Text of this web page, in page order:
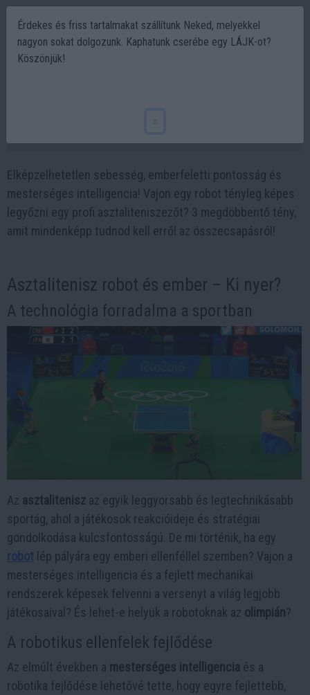
Elképzelhetetlen sebesség, emberfeletti pontosság és
mesterséges intelligencia! Vajon egy robot tényleg képes
legyőzni egy profi asztaliteniszezőt? 3 megdöbbentő tény,
amit mindenképp tudnod kell erről az összecsapásról!
Asztalitenisz robot és ember – Ki nyer?
A technológia forradalma a sportban
Az asztalitenisz az egyik leggyorsabb és legtechnikásabb
sportág, ahol a játékosok reakcióideje és stratégiai
gondolkodása kulcsfontosságú. De mi történik, ha egy
robot lép pályára egy emberi ellenféllel szemben? Vajon a
mesterséges intelligencia és a fejlett mechanikai
rendszerek képesek felvenni a versenyt a világ legjobb
játékosaival? És lehet-e helyük a robotoknak az olimpián?
A robotikus ellenfelek fejlődése
Az elmúlt években a mesterséges intelligencia és a
robotika fejlődése lehetővé tette, hogy egyre fejlettebb,
Érdekes és friss tartalmakat szállítunk Neked, melyekkel
nagyon sokat dolgozunk. Kaphatunk cserébe egy LÁJK-ot?
Köszönjük!